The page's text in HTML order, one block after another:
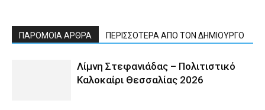
ΠΑΡΟΜΟΙΑ ΑΡΘΡΑ ΠΕΡΙΣΣΟΤΕΡΑ ΑΠΟ ΤΟΝ ΔΗΜΙΟΥΡΓΟ
Λίμνη Στεφανιάδας – Πολιτιστικό
Καλοκαίρι Θεσσαλίας 2026